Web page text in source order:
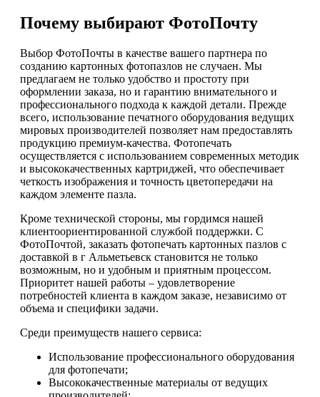
Почему выбирают ФотоПочту
Выбор ФотоПочты в качестве вашего партнера по
созданию картонных фотопазлов не случаен. Мы
предлагаем не только удобство и простоту при
оформлении заказа, но и гарантию внимательного и
профессионального подхода к каждой детали. Прежде
всего, использование печатного оборудования ведущих
мировых производителей позволяет нам предоставлять
продукцию премиум-качества. Фотопечать
осуществляется с использованием современных методик
и высококачественных картриджей, что обеспечивает
четкость изображения и точность цветопередачи на
каждом элементе пазла.
Кроме технической стороны, мы гордимся нашей
клиентоориентированной службой поддержки. С
ФотоПочтой, заказать фотопечать картонных пазлов с
доставкой в г Альметьевск становится не только
возможным, но и удобным и приятным процессом.
Приоритет нашей работы – удовлетворение
потребностей клиента в каждом заказе, независимо от
объема и специфики задачи.
Среди преимуществ нашего сервиса:
Использование профессионального оборудования
для фотопечати;
Высококачественные материалы от ведущих